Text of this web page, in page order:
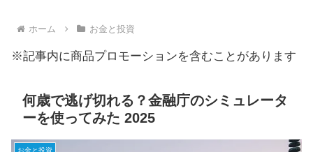
ホーム お金と投資
※記事内に商品プロモーションを含むことがあります
何歳で逃げ切れる？金融庁のシミュレータ
ーを使ってみた 2025
お金と投資